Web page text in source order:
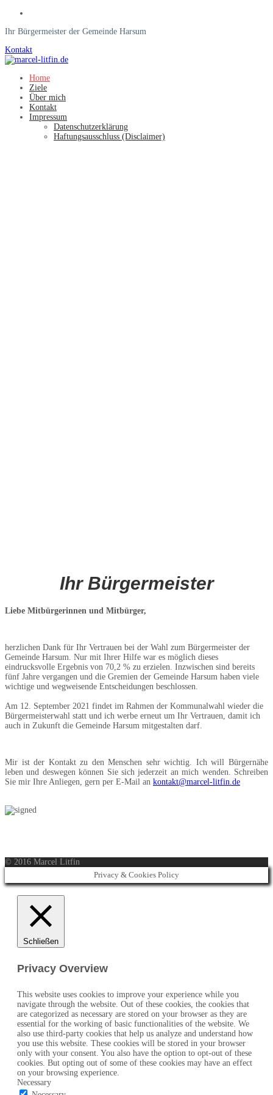
Ihr Bürgermeister der Gemeinde Harsum
Kontakt
Home
Ziele
Über mich
Kontakt
Impressum
Datenschutzerklärung
Haftungsausschluss (Disclaimer)
Ihr Bürgermeister
Liebe Mitbürgerinnen und Mitbürger,
herzlichen Dank für Ihr Vertrauen bei der Wahl zum Bürgermeister der
Gemeinde Harsum. Nur mit Ihrer Hilfe war es möglich dieses
eindrucksvolle Ergebnis von 70,2 % zu erzielen. Inzwischen sind bereits
fünf Jahre vergangen und die Gremien der Gemeinde Harsum haben viele
wichtige und wegweisende Entscheidungen beschlossen.
Am 12. September 2021 findet im Rahmen der Kommunalwahl wieder die
Bürgermeisterwahl statt und ich werbe erneut um Ihr Vertrauen, damit ich
auch in Zukunft die Gemeinde Harsum mitgestalten darf.
Mir ist der Kontakt zu den Menschen sehr wichtig. Ich will Bürgernähe
leben und deswegen können Sie sich jederzeit an mich wenden. Schreiben
Sie mir Ihre Anliegen, gern per E-Mail an kontakt@marcel-litfin.de
© 2016 Marcel Litfin
Privacy & Cookies Policy
Schließen
Privacy Overview
This website uses cookies to improve your experience while you
navigate through the website. Out of these cookies, the cookies that
are categorized as necessary are stored on your browser as they are
essential for the working of basic functionalities of the website. We
also use third-party cookies that help us analyze and understand how
you use this website. These cookies will be stored in your browser
only with your consent. You also have the option to opt-out of these
cookies. But opting out of some of these cookies may have an effect
on your browsing experience.
Necessary